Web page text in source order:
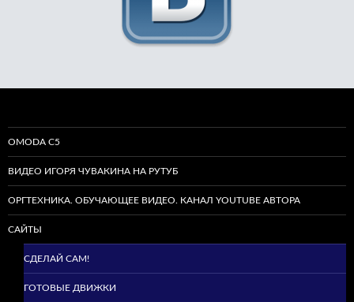
OMODA C5
ВИДЕО ИГОРЯ ЧУВАКИНА НА РУТУБ
ОРГТЕХНИКА. ОБУЧАЮЩЕЕ ВИДЕО. КАНАЛ YOUTUBE АВТОРА
САЙТЫ
СДЕЛАЙ САМ!
ГОТОВЫЕ ДВИЖКИ